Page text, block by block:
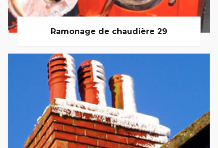
Ramonage de chaudière 29